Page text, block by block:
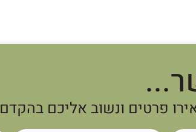
פרטים ונשוב אליכם בהקדם